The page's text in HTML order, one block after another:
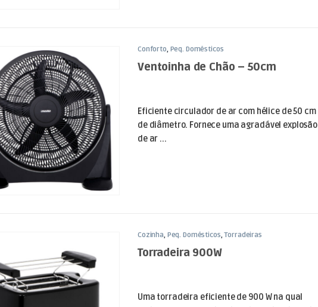
Conforto, Peq. Domésticos
Ventoinha de Chão – 50cm
Eficiente circulador de ar com hélice de 50 cm
de diâmetro. Fornece uma agradável explosão
de ar ...
Cozinha, Peq. Domésticos,Torradeiras
Torradeira 900W
Uma torradeira eficiente de 900 W na qual